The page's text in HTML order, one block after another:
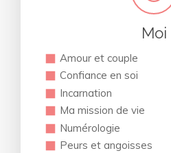
Moi
Amour et couple
Confiance en soi
Incarnation
Ma mission de vie
Numérologie
Peurs et angoisses